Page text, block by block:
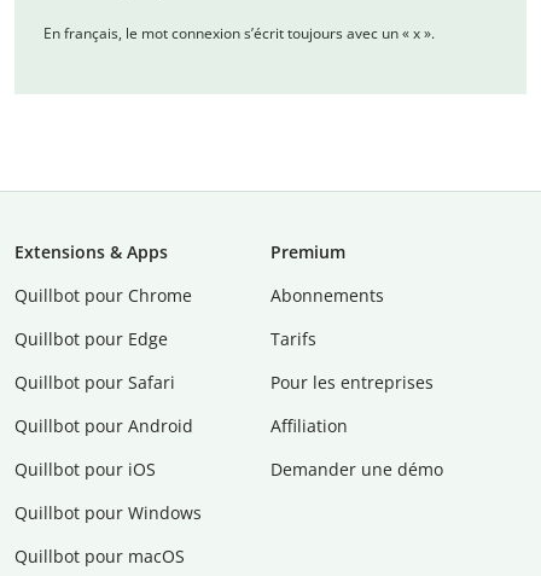
En français, le mot connexion s’écrit toujours avec un « x ».
Extensions & Apps
Quillbot pour Chrome
Quillbot pour Edge
Quillbot pour Safari
Quillbot pour Android
Quillbot pour iOS
Quillbot pour Windows
Quillbot pour macOS
Premium
Abonnements
Tarifs
Pour les entreprises
Affiliation
Demander une démo